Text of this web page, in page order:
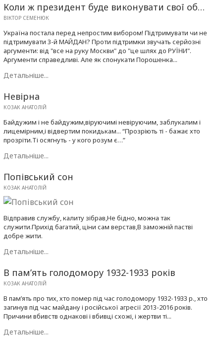
Коли ж президент буде виконувати свої об…
ВІКТОР СЕМЕНЮК
Україна постала перед непростим вибором! Підтримувати чи не
підтримувати 3-й МАЙДАН? Проти підтримки звучать серйозні
аргументи: від "все на руку Москви" до "це шлях до РУЇНИ".
Аргументи справедливі. Але як спонукати Порошенка...
Детальніше...
Невірна
КОЗАК АНАТОЛІЙ
Байдужим і не байдужим,віруючимі невіруючим, заблукалим і
лицемірним,і відвертим покидькам... “Прозріють ті - бажає хто
прозріти.Ті осягнуть - у кого розум є…”
Детальніше...
Попівський сон
КОЗАК АНАТОЛІЙ
Відправив службу, калиту зібрав,Не бідно, можна так
служити.Прихід багатий, ціни сам верстав,В заможній пастві
добре жити.
Детальніше...
В пам’ять голодомору 1932-1933 років
КОЗАК АНАТОЛІЙ
В пам’ять про тих, хто помер під час голодомору 1932-1933 р., хто
загинув під час майдану і російської агресії 2013-2016 років.
Причини вбивств однакові і вбивці схожі, і жертви ті...
Детальніше...